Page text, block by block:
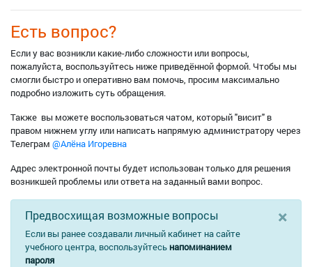
Есть вопрос?
Если у вас возникли какие-либо сложности или вопросы,
пожалуйста, воспользуйтесь ниже приведённой формой. Чтобы мы
смогли быстро и оперативно вам помочь, просим максимально
подробно изложить суть обращения.
Также вы можете воспользоваться чатом, который "висит" в
правом нижнем углу или написать напрямую администратору через
Телеграм @Алёна Игоревна
Адрес электронной почты будет использован только для решения
возникшей проблемы или ответа на заданный вами вопрос.
Предвосхищая возможные вопросы
Если вы ранее создавали личный кабинет на сайте
учебного центра, воспользуйтесь напоминанием
пароля
×